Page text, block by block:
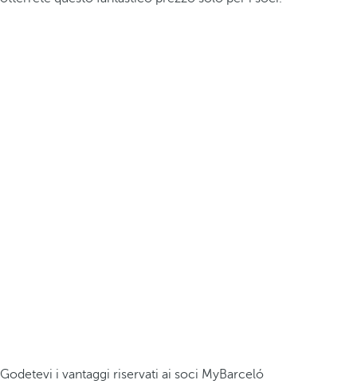
Godetevi i vantaggi riservati ai soci MyBarceló